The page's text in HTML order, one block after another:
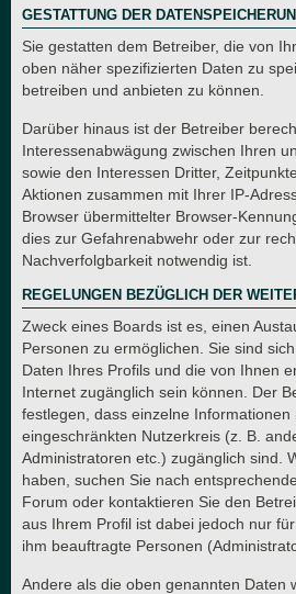
GESTATTUNG DER
Sie gestatten dem Betreiber, die von
oben näher spezifizierten Daten zu
betreiben und anbieten zu können.
Darüber hinaus ist der Betreiber
Interessenabwägung zwischen Ihren
sowie den Interessen Dritter,
Aktionen zusammen mit Ihrer IP-
Browser übermittelter Browser-
dies zur Gefahrenabwehr oder zur
Nachverfolgbarkeit notwendig ist.
REGELUNGEN BEZÜGLICH DER
Zweck eines Boards ist es, einen
Personen zu ermöglichen. Sie sind
Daten Ihres Profils und die von Ihnen
Internet zugänglich sein können. Der
festlegen, dass einzelne Informationen
eingeschränkten Nutzerkreis (z. B.
Administratoren etc.) zugänglich sind.
haben, suchen Sie nach
Forum oder kontaktieren Sie den
aus Ihrem Profil ist dabei jedoch nur
ihm beauftragte Personen
Andere als die oben genannten Daten